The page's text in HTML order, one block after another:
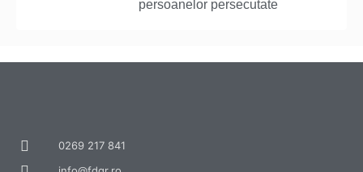
persoanelor persecutate
0269 217 841